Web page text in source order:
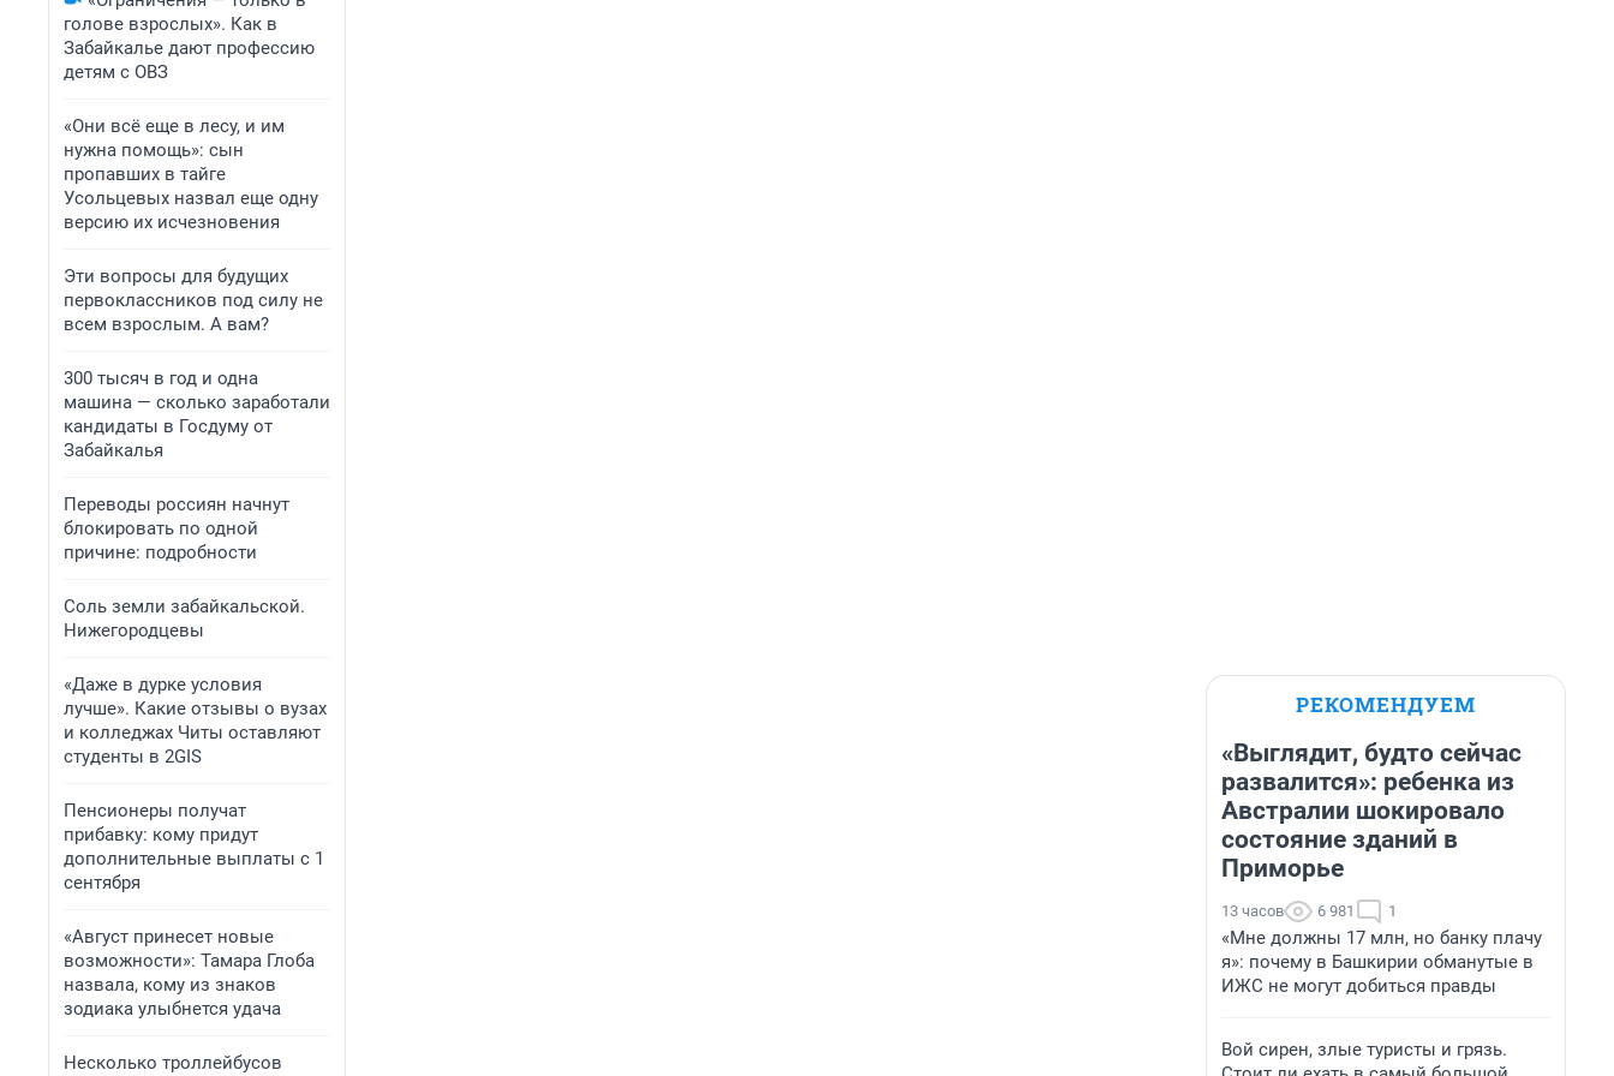
голове взрослых». Как в
Забайкалье дают профессию
детям с ОВЗ
«Они всё еще в лесу, и им
нужна помощь»: сын
пропавших в тайге
Усольцевых назвал еще одну
версию их исчезновения
Эти вопросы для будущих
первоклассников под силу не
всем взрослым. А вам?
300 тысяч в год и одна
машина — сколько заработали
кандидаты в Госдуму от
Забайкалья
Переводы россиян начнут
блокировать по одной
причине: подробности
Соль земли забайкальской.
Нижегородцевы
«Даже в дурке условия
лучше». Какие отзывы о вузах
и колледжах Читы оставляют
студенты в 2GIS
Пенсионеры получат
прибавку: кому придут
дополнительные выплаты с 1
сентября
«Август принесет новые
возможности»: Тамара Глоба
назвала, кому из знаков
зодиака улыбнется удача
Несколько троллейбусов
РЕКОМЕНДУЕМ
«Выглядит, будто сейчас
развалится»: ребенка из
Австралии шокировало
состояние зданий в
Приморье
13 часов 6 981 1
«Мне должны 17 млн, но банку плачу
я»: почему в Башкирии обманутые в
ИЖС не могут добиться правды
Вой сирен, злые туристы и грязь.